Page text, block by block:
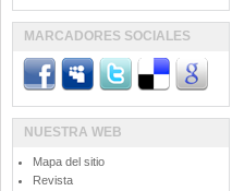
MARCADORES SOCIALES
NUESTRA WEB
Mapa del sitio
Revista